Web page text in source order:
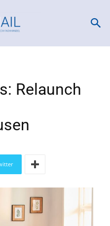
Relaunch